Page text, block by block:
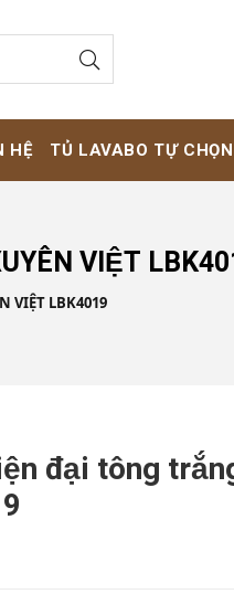
HỆ TỦ LAVABO TỰ CHỌN
VIỆT
VIỆT LBK4019
đại tông